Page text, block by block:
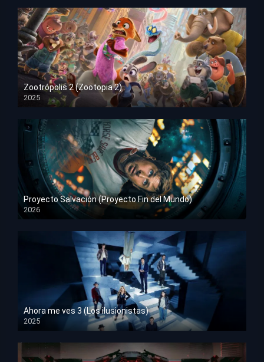
Zootrópolis 2 (Zootopia 2)
2025
HD 1080p
Proyecto Salvación (Proyecto Fin del Mundo)
2026
HD 1080p
Ahora me ves 3 (Los ilusionistas)
2025
HD 1080p